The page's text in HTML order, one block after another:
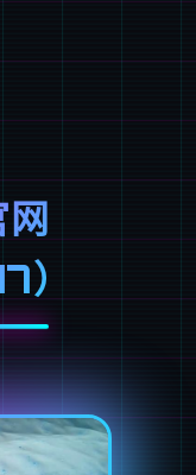
）